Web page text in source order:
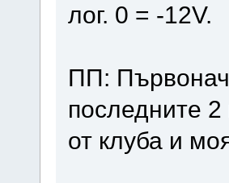
лог. 0 = -12V.
ПП:
последните
от клуба и